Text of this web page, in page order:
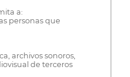
a:
personas que
archivos sonoros,
de terceros